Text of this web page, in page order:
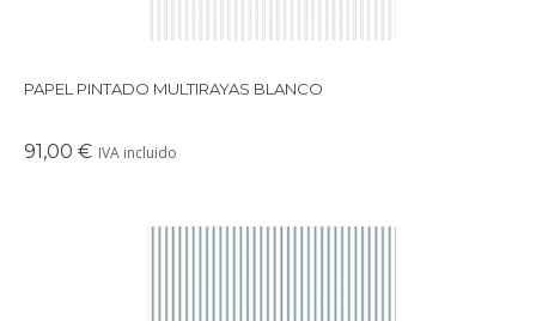
PAPEL PINTADO MULTIRAYAS BLANCO
91,00 € IVA incluido